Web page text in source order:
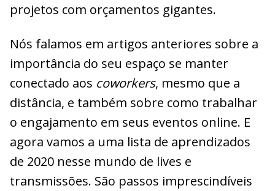
projetos com orçamentos gigantes.
Nós falamos em artigos anteriores sobre a
importância do seu espaço se manter
conectado aos coworkers, mesmo que a
distância, e também sobre como trabalhar
o engajamento em seus eventos online. E
agora vamos a uma lista de aprendizados
de 2020 nesse mundo de lives e
transmissões. São passos imprescindíveis